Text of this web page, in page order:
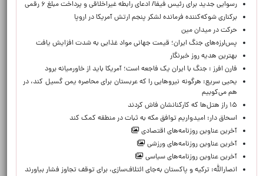
رسوایی جدید برای رئیس فیفا/ ادعای رابطه غیراخلاقی و پرداخت مبلغ ۶ رقمی
برکناری شوکه‌کننده فرمانده لشکر پنجم ارتش آمریکا در اروپا
حركت در ميدان مين
پس‌لرزه‌های جنگ ایران؛ قیمت جهانی مواد غذایی به شدت افزایش یافت
بهترین هدیه روز خبرنگار
فارن افرز : جنگ با ایران یک فاجعه است؛ آمریکا باید از خاورمیانه برود
یحیی سریع: هرگونه نیروهایی را که عربستان برای محاصره یمن گسیل کند، در
هم می‌کوبیم
۱۵ راز هتل‌ها که کارکنانشان فاش کردند
اسحاق دار: امیدواریم توافق مکه به ثبات در منطقه کمک کند
آخرین عناوین روزنامه‌های اقتصادی
آخرین عناوین روزنامه‌های ورزشی
آخرین عناوین روزنامه‌های سیاسی
انصارالله: ترکیه و پاکستان به‌جای ائتلاف‌سازی، برای توقف تجاوز فشار بیاورند